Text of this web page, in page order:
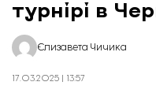
Ексклюзив
Бізнес
Шлях додому
Відбудова. Життя
Про нас
турнірі в
Єлизавета Чичика
17.03.2025 | 13:57